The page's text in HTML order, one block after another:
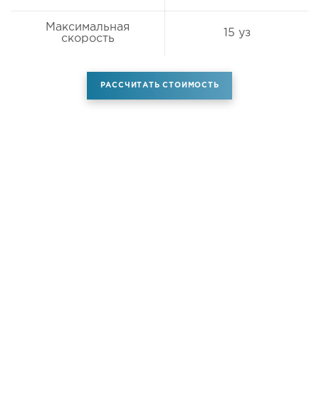
Максимальная
скорость
15 уз
РАССЧИТАТЬ СТОИМОСТЬ